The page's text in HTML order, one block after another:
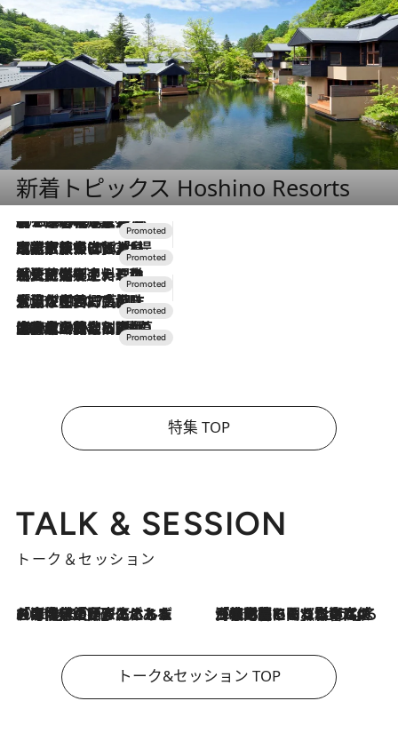
新着トピックス Hoshino Resorts
2026.8.7
【トンボの足水浴】ヒノキの香りに包まれて涼感マックス！約13℃の湧水かけ流しを避暑地「星野温泉 トンボの湯」で体験
2026.7.31
【ホテル帰省】という選択肢をOMOが提案。家族とほどよい距離を保つには「昼は実家、夜は気兼ねなくホテルで！」
2026.7.24
【夏限定ディナーコース】旬を迎える稚鮎や花ズッキーニなどをイタリア・トスカーナの郷土料理の手法で満喫！
2026.7.17
「土佐和ハーブかき氷」がOMO7高知に登場！生姜、山椒、大葉など目にも舌にも涼を呼ぶ郷土の味
2026.7.10
NEW OPEN！【界 草津】名湯の地に誕生。趣の異なる2種の温泉と上州ならではの会席・蕎麦割烹など美食を味わう究極の癒やし旅
特集 TOP
TALK & SESSION
トーク＆セッション
2026.8.3
「今後値上げがあるとすれば…」「リスクがあるのは今年の冬」エネルギー専門家が語る、ホルムズ海峡封鎖が家庭にもたらす“ある心配” 2026.8.3
「住宅建てられない…」「サーチャージ料の高値が続いている」ホルムズ海峡封鎖による影響はいつまで続く？《エネルギー専門家に聞く“どうなる日本の暮らし”》
トーク&セッション TOP